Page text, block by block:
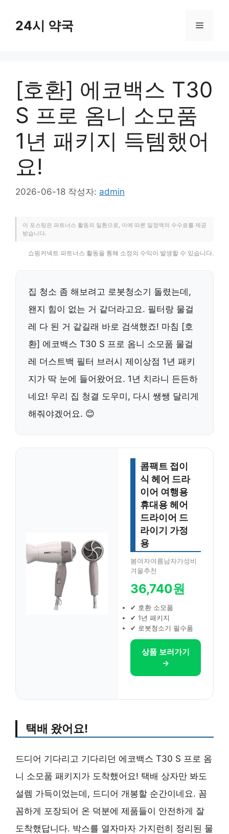
24시 약국 메
[호환] 에코백스 T30
S 프로 옴니 소모품
1년 패키지 득템했어
요!
2026-06-18 작성자: admin
이 포스팅은 파트너스 활동의 일환으로, 이에 따른 일정액의 수수료를 제공
받습니다.
쇼핑커넥트 파트너스 활동을 통해 소정의 수익이 발생할 수 있습니다.
집 청소 좀 해보려고 로봇청소기 돌렸는데,
왠지 힘이 없는 거 같더라고요. 필터랑 물걸
레 다 된 거 같길래 바로 검색했죠! 마침 [호
환] 에코백스 T30 S 프로 옴니 소모품 물걸
레 더스트백 필터 브러시 제이상점 1년 패키
지가 딱 눈에 들어왔어요. 1년 치라니 든든하
네요! 우리 집 청결 도우미, 다시 쌩쌩 달리게
해줘야겠어요. 😊
콤팩트 접이
식 헤어 드라
이어 여행용
휴대용 헤어
드라이어 드
라이기 가정
용
봄여자여름남자가성비
겨울추천
36,740원
✔ 호환 소모품
✔ 1년 패키지
✔ 로봇청소기 필수품
상품 보러가기
→
택배 왔어요!
드디어 기다리고 기다리던 에코백스 T30 S 프로 옴
니 소모품 패키지가 도착했어요! 택배 상자만 봐도
설렘 가득이었는데, 드디어 개봉할 순간이네요. 꼼
꼼하게 포장되어 온 덕분에 제품들이 안전하게 잘
도착했답니다. 박스를 열자마자 가지런히 정리된 물